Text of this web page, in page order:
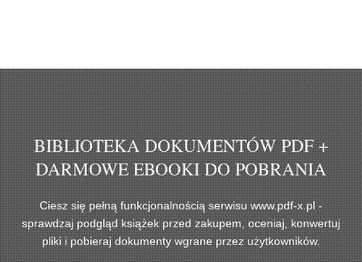
BIBLIOTEKA DOKUMENTÓW PDF +
DARMOWE EBOOKI DO POBRANIA
Ciesz się pełną funkcjonalnością serwisu www.pdf-x.pl -
sprawdzaj podgląd książek przed zakupem, oceniaj, konwertuj
pliki i pobieraj dokumenty wgrane przez użytkowników.